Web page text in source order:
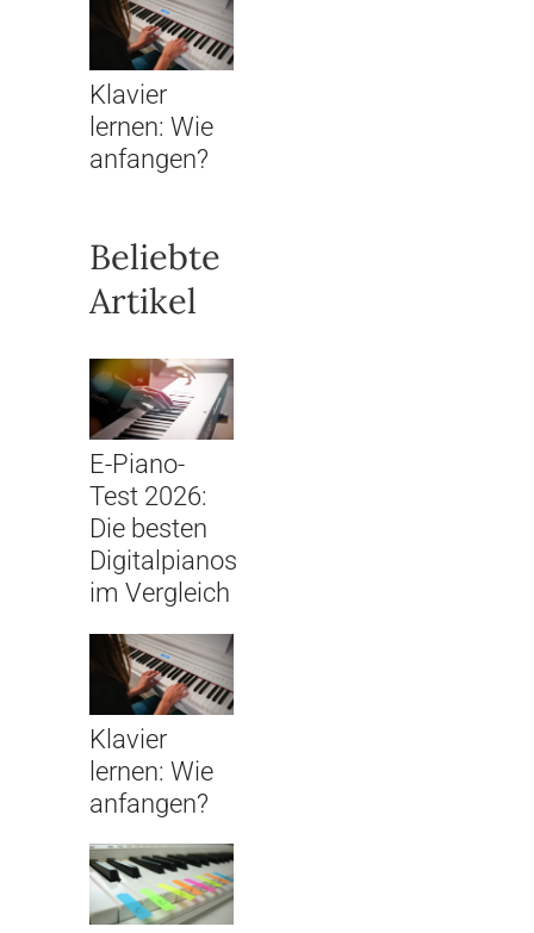
Klavier
lernen: Wie
anfangen?
Beliebte
Artikel
E-Piano-
Test 2026:
Die besten
Digitalpianos
im Vergleich
Klavier
lernen: Wie
anfangen?